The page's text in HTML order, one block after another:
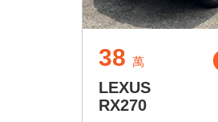
38 萬
LEXUS
RX270